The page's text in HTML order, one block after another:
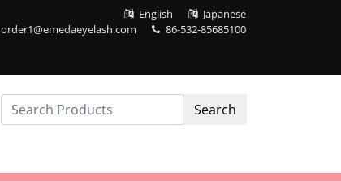
English
Japanese
order1@emedaeyelash.com
86-532-85685100
Search